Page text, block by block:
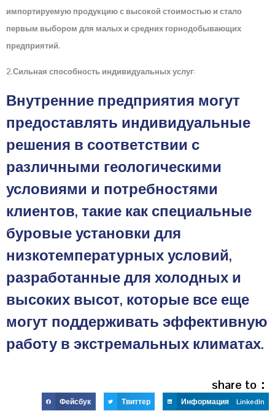
импортируемую продукцию с высокой стоимостью и стало
первым выбором для малых и средних горнодобывающих
предприятий.
2.Сильная способность индивидуальных услуг:
Внутренние предприятия могут
предоставлять индивидуальные
решения в соответствии с
различными геологическими
условиями и потребностями
клиентов, такие как специальные
буровые установки для
низкотемпературных условий,
разработанные для холодных и
высоких высот, которые все еще
могут поддерживать эффективную
работу в экстремальных климатах.
share to：
Фейсбук Твиттер Информация LinkedIn